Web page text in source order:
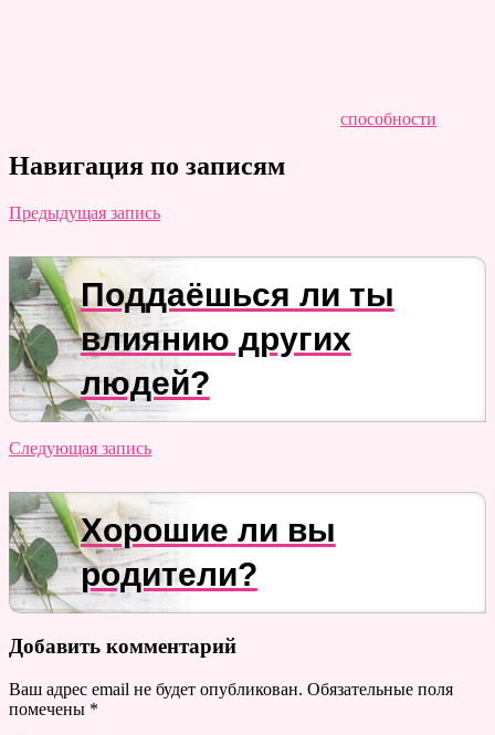
способности
Навигация по записям
Предыдущая запись
Поддаёшься ли ты
влиянию других
людей?
Следующая запись
Хорошие ли вы
родители?
Добавить комментарий
Ваш адрес email не будет опубликован. Обязательные поля
помечены *